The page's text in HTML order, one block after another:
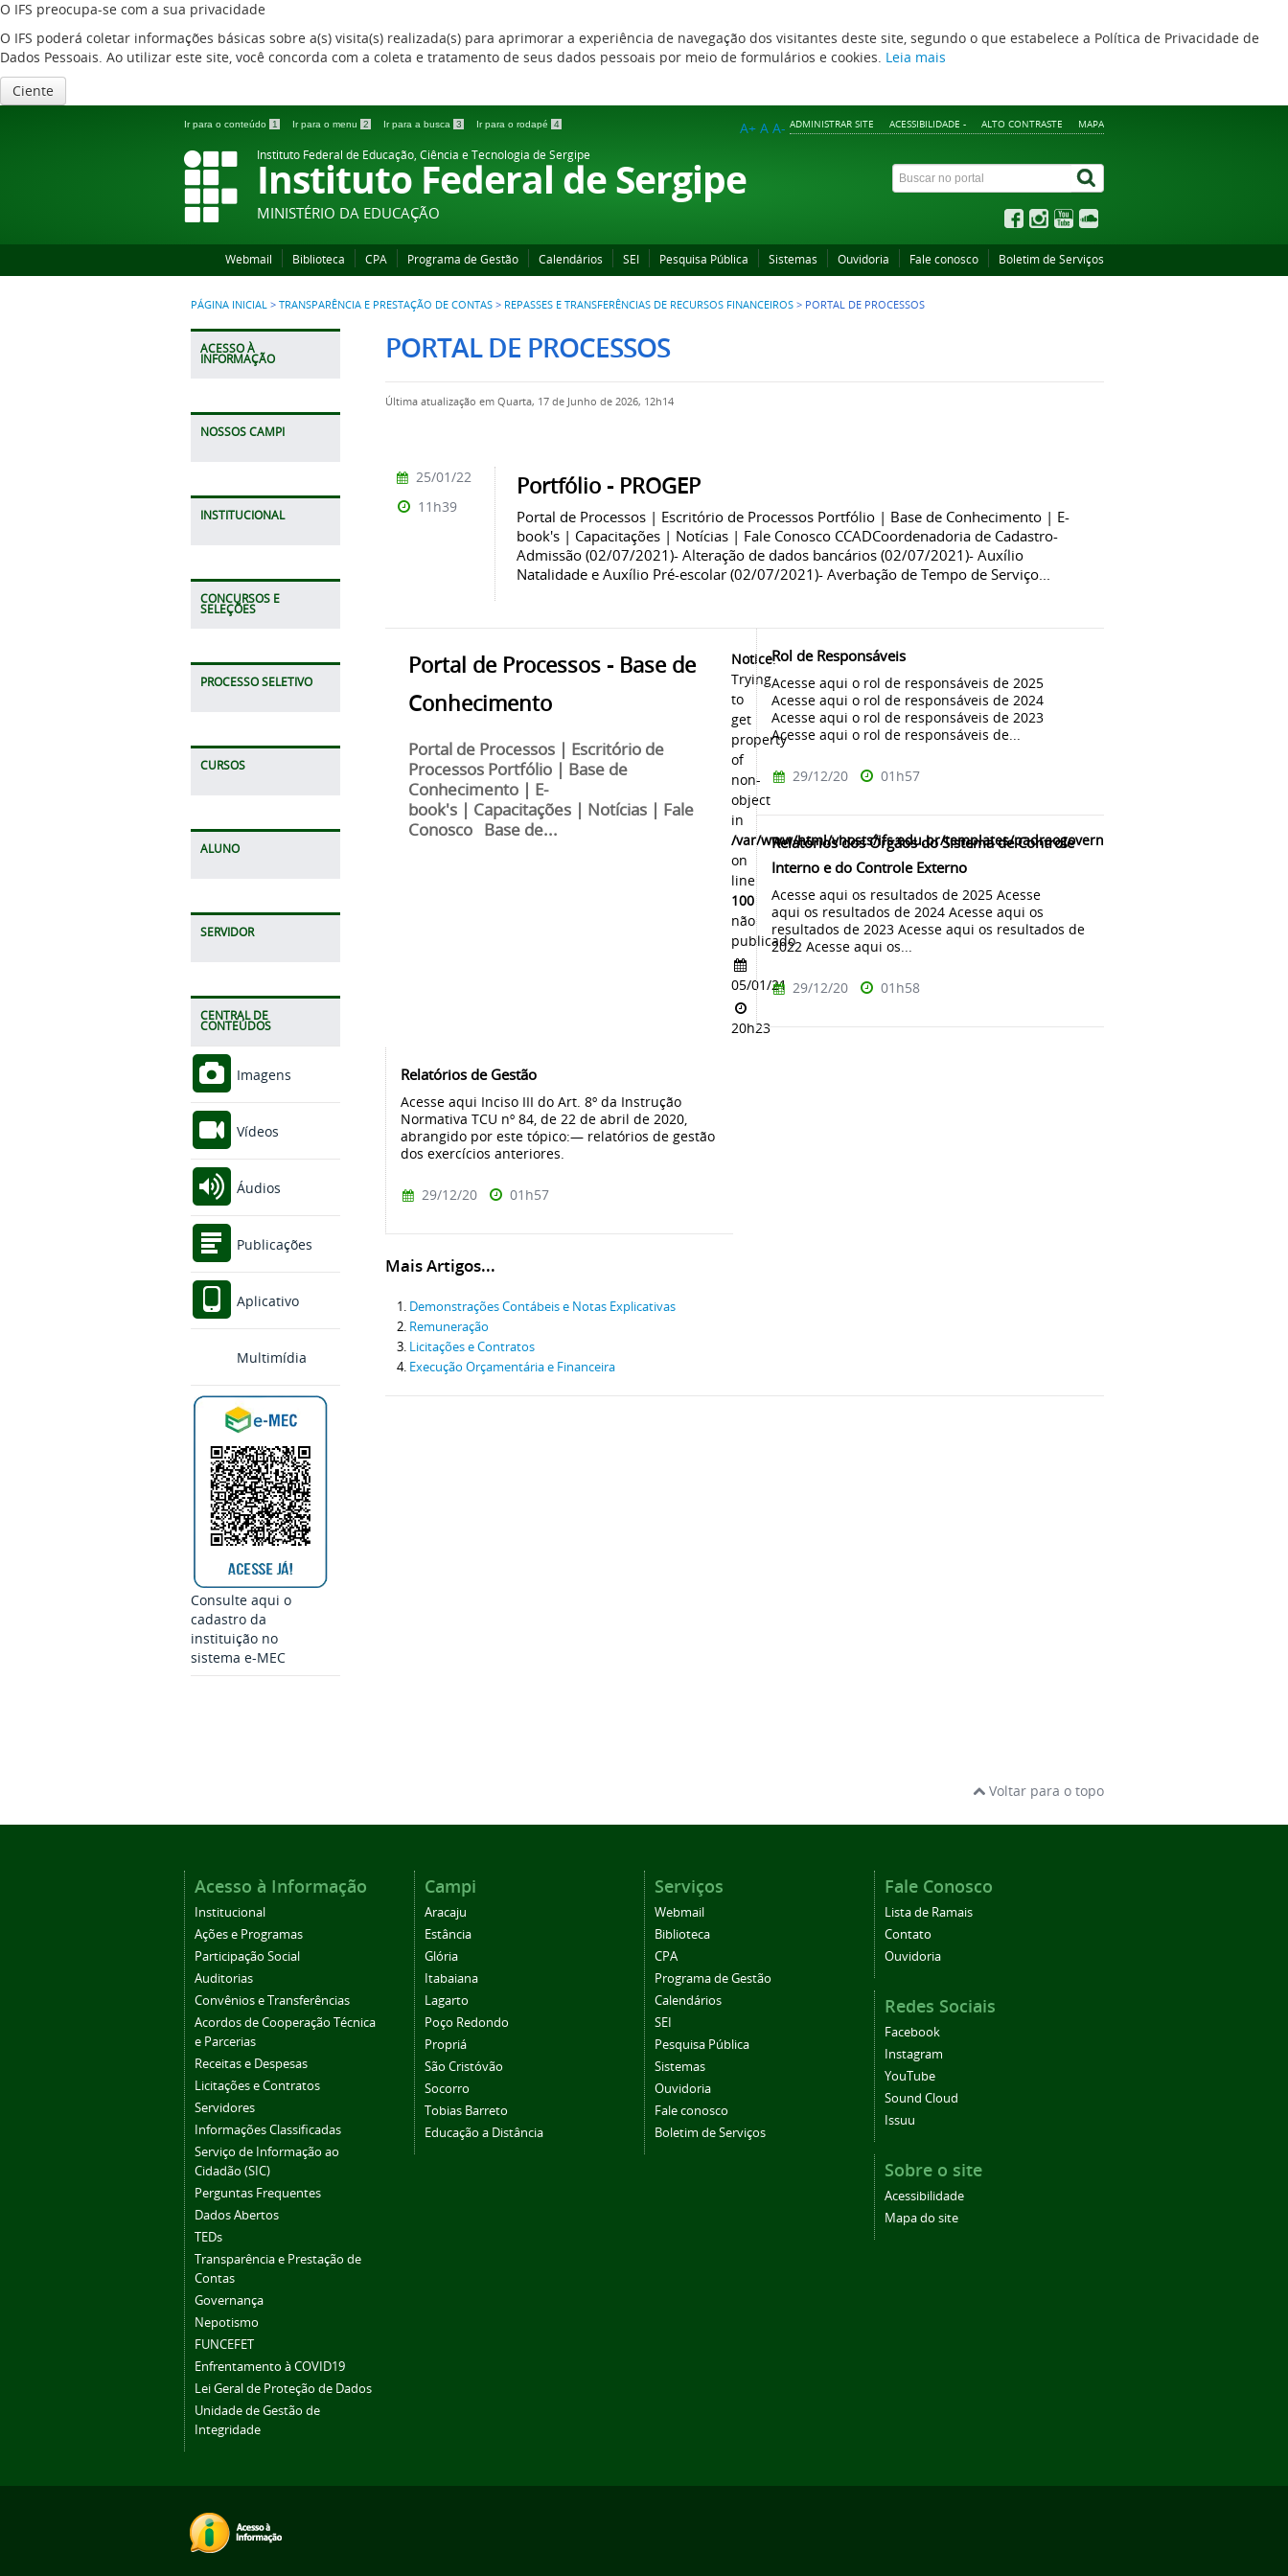
O IFS preocupa-se com a sua privacidade
O IFS poderá coletar informações básicas sobre a(s) visita(s) realizada(s) para aprimorar a experiência de navegação dos visitantes deste site, segundo o que estabelece a Política de Privacidade de
Dados Pessoais. Ao utilizar este site, você concorda com a coleta e tratamento de seus dados pessoais por meio de formulários e cookies. Leia mais
Ciente
Ir para o conteúdo 1 Ir para o menu 2 Ir para a busca 3 Ir para o rodapé 4 ADMINISTRAR SITE ACESSIBILIDADE - ALTO CONTRASTE MAPA
A+ A A-
Instituto Federal de Educação, Ciência e Tecnologia de Sergipe
Instituto Federal de Sergipe
MINISTÉRIO DA EDUCAÇÃO
Webmail Biblioteca CPA Programa de Gestão Calendários SEI Pesquisa Pública Sistemas Ouvidoria Fale conosco Boletim de Serviços
PÁGINA INICIAL > TRANSPARÊNCIA E PRESTAÇÃO DE CONTAS > REPASSES E TRANSFERÊNCIAS DE RECURSOS FINANCEIROS > PORTAL DE PROCESSOS
ACESSO À
INFORMAÇÃO
NOSSOS CAMPI
INSTITUCIONAL
CONCURSOS E
SELEÇÕES
PROCESSO SELETIVO
CURSOS
ALUNO
SERVIDOR
CENTRAL DE
CONTEÚDOS
Imagens
Vídeos
Áudios
Publicações
Aplicativo
Multimídia
Consulte aqui o
cadastro da
instituição no
sistema e-MEC
PORTAL DE PROCESSOS
Última atualização em Quarta, 17 de Junho de 2026, 12h14
Portfólio - PROGEP
Portal de Processos | Escritório de Processos Portfólio | Base de Conhecimento | E-
book's | Capacitações | Notícias | Fale Conosco CCADCoordenadoria de Cadastro-
Admissão (02/07/2021)- Alteração de dados bancários (02/07/2021)- Auxílio
Natalidade e Auxílio Pré-escolar (02/07/2021)- Averbação de Tempo de Serviço...
25/01/22
11h39
Portal de Processos - Base de
Conhecimento
Portal de Processos | Escritório de
Processos Portfólio | Base de
Conhecimento | E-
book's | Capacitações | Notícias | Fale
Conosco Base de...
Notice:
Trying
to
get
property
of
non-
object
in
/var/www/html/vhosts/ifs.edu.br/templates/padraogoverno01/html/com_content/
on
line
100
não
publicado
05/01/21
20h23
Rol de Responsáveis
Acesse aqui o rol de responsáveis de 2025
Acesse aqui o rol de responsáveis de 2024
Acesse aqui o rol de responsáveis de 2023
Acesse aqui o rol de responsáveis de...
29/12/20 01h57
Relatórios dos Órgãos do Sistema de Controle
Interno e do Controle Externo
Acesse aqui os resultados de 2025 Acesse
aqui os resultados de 2024 Acesse aqui os
resultados de 2023 Acesse aqui os resultados de
2022 Acesse aqui os...
29/12/20 01h58
Relatórios de Gestão
Acesse aqui Inciso III do Art. 8º da Instrução
Normativa TCU nº 84, de 22 de abril de 2020,
abrangido por este tópico:— relatórios de gestão
dos exercícios anteriores.
29/12/20 01h57
Mais Artigos...
Demonstrações Contábeis e Notas Explicativas
Remuneração
Licitações e Contratos
Execução Orçamentária e Financeira
Voltar para o topo
Acesso à Informação
Institucional
Ações e Programas
Participação Social
Auditorias
Convênios e Transferências
Acordos de Cooperação Técnica
e Parcerias
Receitas e Despesas
Licitações e Contratos
Servidores
Informações Classificadas
Serviço de Informação ao
Cidadão (SIC)
Perguntas Frequentes
Dados Abertos
TEDs
Transparência e Prestação de
Contas
Governança
Nepotismo
FUNCEFET
Enfrentamento à COVID19
Lei Geral de Proteção de Dados
Unidade de Gestão de
Integridade
Campi
Aracaju
Estância
Glória
Itabaiana
Lagarto
Poço Redondo
Propriá
São Cristóvão
Socorro
Tobias Barreto
Educação a Distância
Serviços
Webmail
Biblioteca
CPA
Programa de Gestão
Calendários
SEI
Pesquisa Pública
Sistemas
Ouvidoria
Fale conosco
Boletim de Serviços
Fale Conosco
Lista de Ramais
Contato
Ouvidoria
Redes Sociais
Facebook
Instagram
YouTube
Sound Cloud
Issuu
Sobre o site
Acessibilidade
Mapa do site